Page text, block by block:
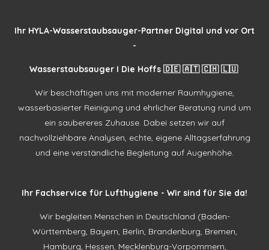
Ihr HYLA-Wasserstaubsauger-Partner Digital und vor Ort
-
Wasserstaubsauger I Die Hoffs 🇩🇪 🇦🇹 🇨🇭 🇱🇺
Wir beschäftigen uns mit moderner Raumhygiene,
wasserbasierter Reinigung und ehrlicher Beratung rund um
ein saubereres Zuhause. Dabei setzen wir auf
nachvollziehbare Analysen, echte, eigene Alltagserfahrung
und eine verständliche Begleitung auf Augenhöhe.
Ihr Fachservice für Lufthygiene - Wir sind für Sie da!
Wir begleiten Menschen in Deutschland (Baden-
Württemberg, Bayern, Berlin, Brandenburg, Bremen,
Hamburg, Hessen, Mecklenburg-Vorpommern,